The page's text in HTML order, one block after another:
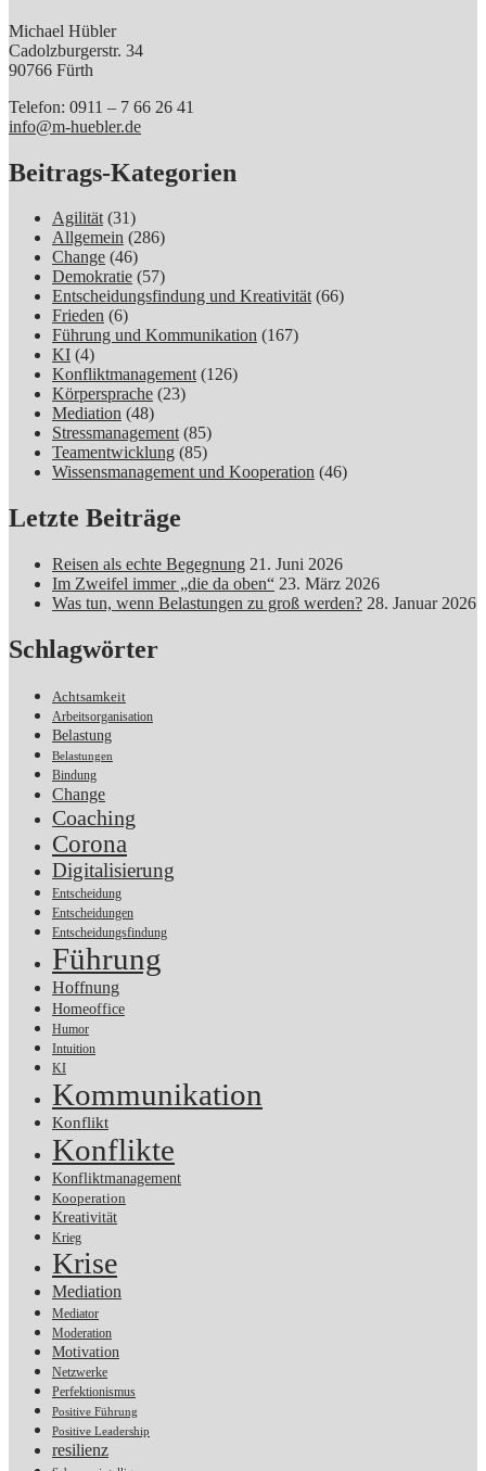
Michael Hübler
Cadolzburgerstr. 34
90766 Fürth
Telefon: 0911 – 7 66 26 41
info@m-huebler.de
Beitrags-Kategorien
Agilität(31)
Allgemein (286)
Change (46)
Demokratie (57)
Entscheidungsfindung und Kreativität(66)
Frieden (6)
Führung und Kommunikation (167)
KI (4)
Konfliktmanagement(126)
Körpersprache (23)
Mediation (48)
Stressmanagement(85)
Teamentwicklung (85)
Wissensmanagement und Kooperation (46)
Letzte Beiträge
Reisen als echte Begegnung 21. Juni 2026
Im Zweifel immer „die da oben“ 23. März 2026
Was tun, wenn Belastungen zu groß werden? 28. Januar 2026
Schlagwörter
Achtsamkeit
Arbeitsorganisation
Belastung
Belastungen
Bindung
Change
Coaching
Corona
Digitalisierung
Entscheidung
Entscheidungen
Entscheidungsfindung
Führung
Hoffnung
Homeoffice
Humor
Intuition
KI
Kommunikation
Konflikt
Konflikte
Konfliktmanagement
Kooperation
Kreativität
Krieg
Krise
Mediation
Mediator
Moderation
Motivation
Netzwerke
Perfektionismus
Positive Führung
Positive Leadership
resilienz